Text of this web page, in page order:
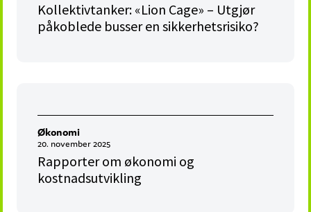
Kollektivtanker: «Lion Cage» – Utgjør
påkoblede busser en sikkerhetsrisiko?
Økonomi
20. november 2025
Rapporter om økonomi og
kostnadsutvikling